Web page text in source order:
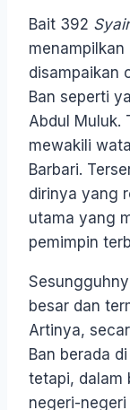
Bait 392
disampaikan
Ban seperti
Abdul Muluk.
mewakili
Barbari.
dirinya yang
utama yang
pemimpin
besar dan
Artinya,
Ban berada
tetapi, dalam
negeri-